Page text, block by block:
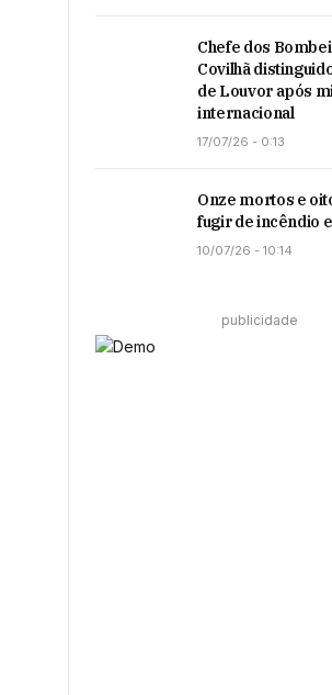
Chefe dos
Covilhã
de Louvor após
internacional
17/07/26 - 0:13
Onze mortos e
fugir de incêndio
10/07/26 - 10:14
publicidade